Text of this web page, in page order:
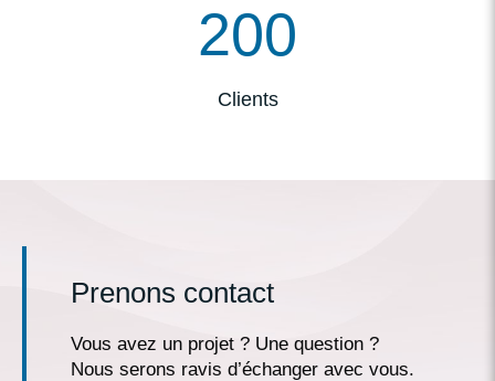
200
Clients
Prenons contact
Vous avez un projet ? Une question ?
Nous serons ravis d’échanger avec vous.